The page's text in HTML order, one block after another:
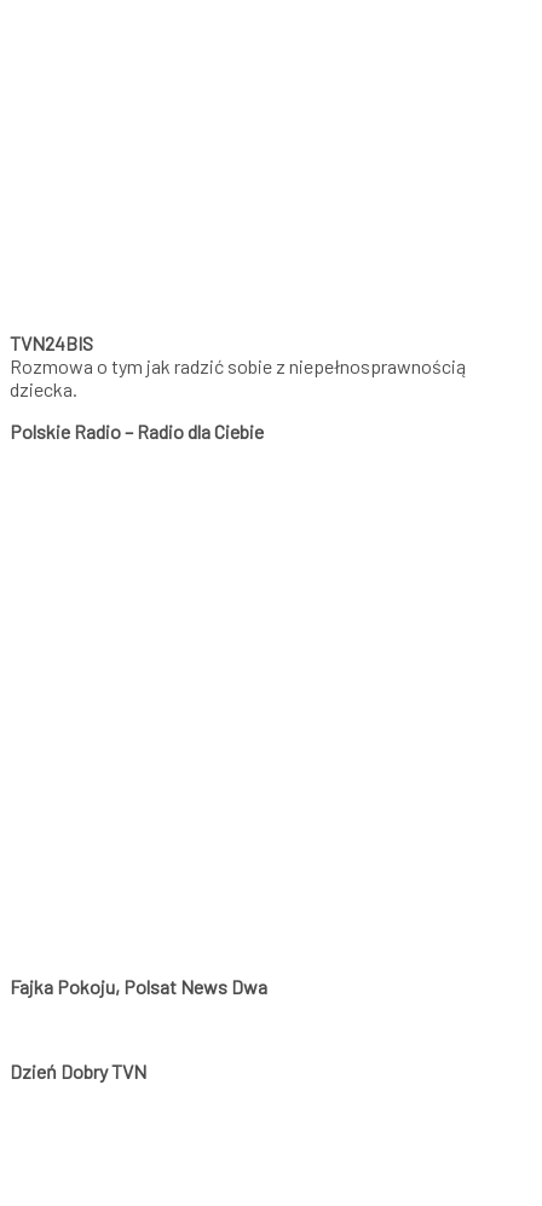
TVN24BIS
Rozmowa o tym jak radzić sobie z niepełnosprawnością
dziecka.
Polskie Radio – Radio dla Ciebie
Fajka Pokoju, Polsat News Dwa
Dzień Dobry TVN